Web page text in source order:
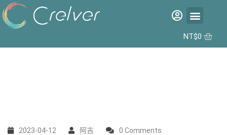
NT$0
2023-04-12 阿吉 0 Comments